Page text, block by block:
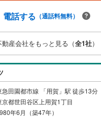
も常時受け付けております！お気
電話する （通話料無料）
産会社をもっと見る（全1社）
急田園都市線 「用賀」駅 徒歩13分
京都世田谷区上用賀1丁目
年6月（築47年）